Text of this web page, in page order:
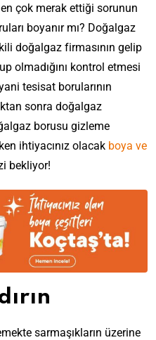
çok merak ettiği sorunun
boyanır mı? Doğalgaz
doğalgaz firmasının gelip
olmadığını kontrol etmesi
tesisat borularının
sonra doğalgaz
borusu gizleme
ihtiyacınız olacak boya ve
bekliyor!
sarmaşıkların üzerine